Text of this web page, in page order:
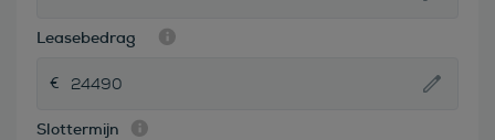
Leasebedrag
Slottermijn